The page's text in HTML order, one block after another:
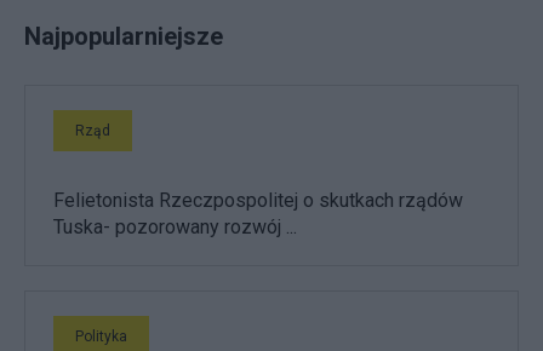
Najpopularniejsze
Rząd
Felietonista Rzeczpospolitej o skutkach rządów
Tuska- pozorowany rozwój ...
Polityka